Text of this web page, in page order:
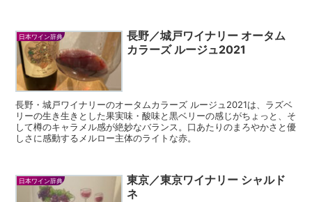
日本ワイン辞典
長野／城戸ワイナリー オータム
カラーズ ルージュ2021
長野・城戸ワイナリーのオータムカラーズ ルージュ2021は、ラズベ
リーの生き生きとした果実味・酸味と黒ベリーの感じがちょっと、そ
して樽のキャラメル感が絶妙なバランス。口あたりのまろやかさと優
しさに感動するメルロー主体のライトな赤。
日本ワイン辞典
東京／東京ワイナリー シャルド
ネ